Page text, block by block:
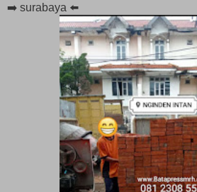
➡️ surabaya ⬅️